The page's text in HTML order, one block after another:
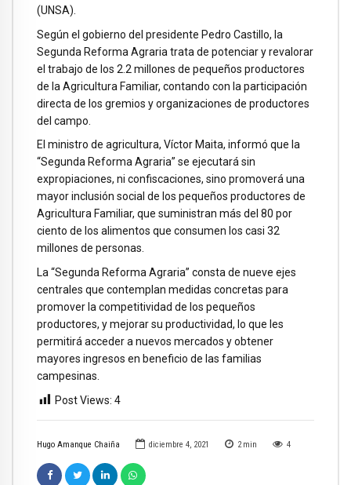
Hugo Amanque Chaiña diciembre 4, 2021 2 min 4
(UNSA).
Según el gobierno del presidente Pedro Castillo, la
Segunda Reforma Agraria trata de potenciar y revalorar
el trabajo de los 2.2 millones de pequeños productores
de la Agricultura Familiar, contando con la participación
directa de los gremios y organizaciones de productores
del campo.
El ministro de agricultura, Víctor Maita, informó que la
“Segunda Reforma Agraria” se ejecutará sin
expropiaciones, ni confiscaciones, sino promoverá una
mayor inclusión social de los pequeños productores de
Agricultura Familiar, que suministran más del 80 por
ciento de los alimentos que consumen los casi 32
millones de personas.
La “Segunda Reforma Agraria” consta de nueve ejes
centrales que contemplan medidas concretas para
promover la competitividad de los pequeños
productores, y mejorar su productividad, lo que les
permitirá acceder a nuevos mercados y obtener
mayores ingresos en beneficio de las familias
campesinas.
Post Views: 4